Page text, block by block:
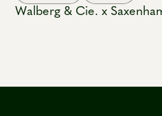
Walberg & Cie. x